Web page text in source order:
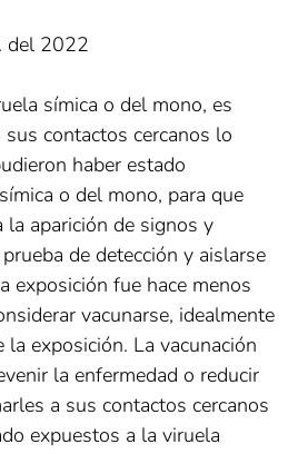
del 2022
símica o del mono, es
contactos cercanos lo
haber estado
o del mono, para que
la aparición de signos y
de detección y aislarse
exposición fue hace menos
vacunarse, idealmente
exposición. La vacunación
la enfermedad o reducir
a sus contactos cercanos
expuestos a la viruela